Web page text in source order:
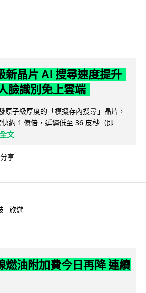
新晶片 AI 搜尋速度提升
臉識別免上雲端
原子級厚度的「模擬存內搜尋」晶片，
約 1 億倍，延遲低至 36 皮秒（即
文
分享
旅遊
燃油附加費今日再降 連續